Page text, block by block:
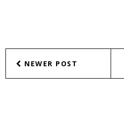
NEWER POST